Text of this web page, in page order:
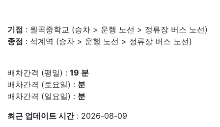
기점 : 월곡중학교 (승차 > 운행 노선 > 정류장 버스 노선)
종점 : 석계역 (승차 > 운행 노선 > 정류장 버스 노선)
배차간격 (평일) : 19 분
배차간격 (토요일) : 분
배차간격 (일요일) : 분
최근 업데이트 시간: 2026-08-09